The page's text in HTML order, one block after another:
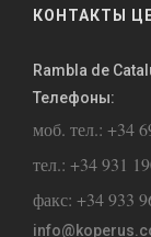
КОНТАКТЫ
Rambla de
Телефоны:
моб. тел.: +34
тел.: +34 931
факс: +34 933